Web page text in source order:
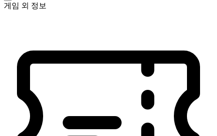
게임 외 정보